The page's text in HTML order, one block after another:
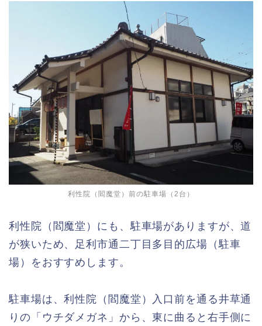
利性院（閻魔堂）前の駐車場（2台）
利性院（閻魔堂）にも、駐車場がありますが、道
が狭いため、足利市通二丁目多目的広場（駐車
場）をおすすめします。
駐車場は、利性院（閻魔堂）入口前を通る井草通
りの「ウチダメガネ」から、東に曲ると右手側に